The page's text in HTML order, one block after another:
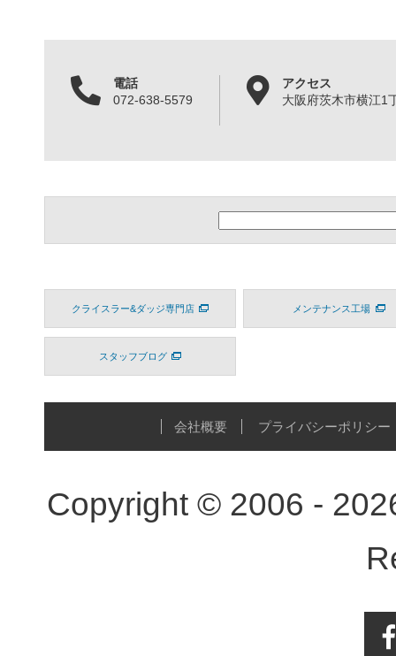
電話
072-638-5579
アクセス
大阪府茨木市横江1
クライスラー&ダッジ専門店 メンテナンス工場
スタッフブログ
会社概要 プライバシーポリシー
Copyright © 2006 -